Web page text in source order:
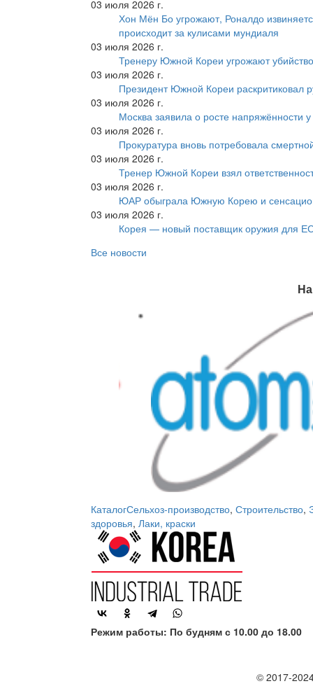
03 июля 2026 г.
Хон Мён Бо угрожают, Роналдо
происходит за кулисами мундиаля
03 июля 2026 г.
Тренеру Южной Кореи угрожают
03 июля 2026 г.
Президент Южной Кореи раскритиковал
03 июля 2026 г.
Москва заявила о росте
03 июля 2026 г.
Прокуратура вновь потребовала
03 июля 2026 г.
Тренер Южной Кореи взял
03 июля 2026 г.
ЮАР обыграла Южную Корею и
03 июля 2026 г.
Корея — новый поставщик оружия для
Все новости
КаталогСельхоз-производство, Строительство,
здоровья, Лаки, краски
Режим работы: По будням с 10.00 до 18.00
© 2017-